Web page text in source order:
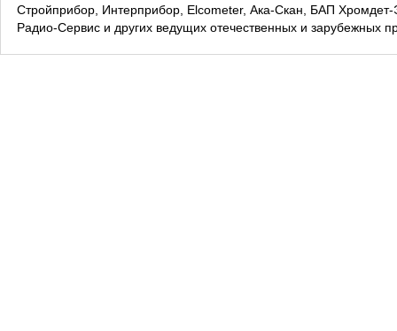
Стройприбор, Интерприбор, Elcometer, Ака-Скан, БАП
Радио-Сервис и других ведущих отечественных и зарубежных